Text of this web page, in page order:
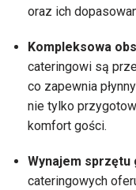
oraz ich
Kompleksowa
cateringowi są
co zapewnia
nie tylko
komfort gości.
Wynajem
cateringowych